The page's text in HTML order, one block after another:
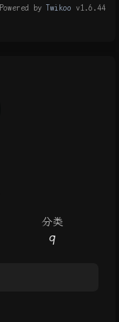
Powered by Twikoo v1.6.44
分类
9